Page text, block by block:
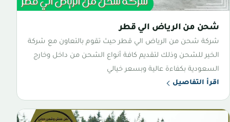
شحن من الرياض الي قطر
شركة شحن من الرياض الي قطر حيث تقوم بالتعاون مع شركة
الخير للشحن وذلك لتقديم كافة أنواع الشحن من داخل وخارج
السعودية بكفاءة عالية وبسعر خيالي
اقرأ التفاصيل